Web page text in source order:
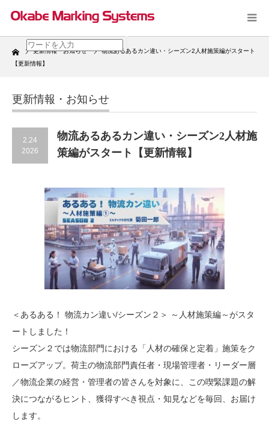
Home 更新情報・お知らせ
物流あるあるカン違い・シーズン2人材施策編がスタート
【更新情報】
更新情報・お知らせ
2.24
2026
物流あるあるカン違い・シーズン2人材施
策編がスタート【更新情報】
＜あるある！ 物流カン違い/シーズン２＞ ～人材施策編～がスタ
ートしました！
シーズン２では物流部門における「人材の確保と定着」施策をク
ローズアップ。荷主の物流部門責任者・現場管理者・リーダー層
／物流企業の経営・管理者の皆さんを対象に、この喫緊課題の解
決につながるヒント、獲得すべき視点・知見などを毎回、お届け
します。